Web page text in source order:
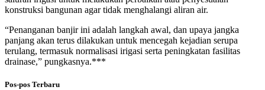
konstruksi bangunan agar tidak menghalangi aliran air.
“Penanganan banjir ini adalah langkah awal, dan upaya jangka
panjang akan terus dilakukan untuk mencegah kejadian serupa
terulang, termasuk normalisasi irigasi serta peningkatan fasilitas
drainase,” pungkasnya.***
Pos-pos Terbaru